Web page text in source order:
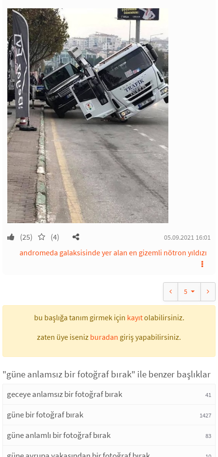
(25) (4) 05.09.2021 16:01
andromeda galaksisinde yer alan en gizemli nötron yıldızı
5
bu başlığa tanım girmek için kayıtolabilirsiniz.
zaten üye iseniz buradan giriş yapabilirsiniz.
"güne anlamsız bir fotoğraf bırak" ile benzer başlıklar
geceye anlamsız bir fotoğraf bırak 41
güne bir fotoğraf bırak 1427
güne anlamlı bir fotoğraf bırak 83